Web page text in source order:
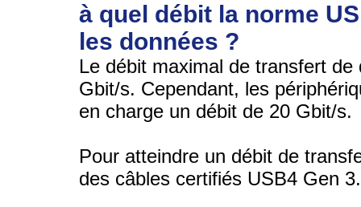
à quel débit la norme
les données ?
Le débit maximal de transfert
Gbit/s. Cependant, les
en charge un débit de 20 Gbit/s.
Pour atteindre un débit de
des câbles certifiés USB4 Gen 3.